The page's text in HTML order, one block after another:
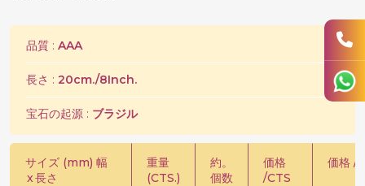
品質 : AAA
長さ : 20cm./8Inch.
宝石の起源 : ブラジル
サイズ (mm) 幅
x長さ
重量
(CTS.)
約。
個数
価格
/CTS
価格 /